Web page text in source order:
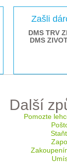
Zašli
DMS TRV
DMS
Další
Pomozte